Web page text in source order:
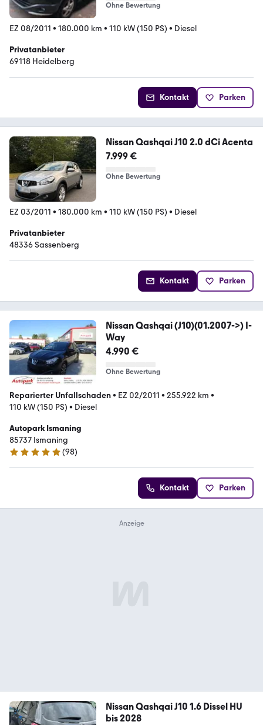
Ohne Bewertung
EZ 08/2011 • 180.000 km • 110 kW (150 PS) • Diesel
Privatanbieter
69118 Heidelberg
Kontakt Parken
Nissan Qashqai J10 2.0 dCi Acenta
7.999 €
Ohne Bewertung
EZ 03/2011 • 180.000 km • 110 kW (150 PS) • Diesel
Privatanbieter
48336 Sassenberg
Kontakt Parken
Nissan Qashqai (J10)(01.2007->) I-
Way
4.990 €
Ohne Bewertung
Reparierter Unfallschaden• EZ 02/2011 • 255.922 km •
110 kW (150 PS) • Diesel
Autopark Ismaning
85737 Ismaning
5 Sterne
(98)
Kontakt Parken
Nissan Qashqai J10 1.6 Dissel HU
bis 2028